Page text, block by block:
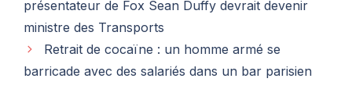
présentateur de Fox Sean Duffy devrait devenir
ministre des Transports
Retrait de cocaïne : un homme armé se
barricade avec des salariés dans un bar parisien